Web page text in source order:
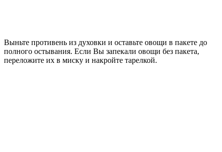
Выньте противень из духовки и оставьте овощи в пакете до
полного остывания. Если Вы запекали овощи без пакета,
переложите их в миску и накройте тарелкой.